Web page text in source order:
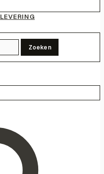
LEVERING
Zoeken